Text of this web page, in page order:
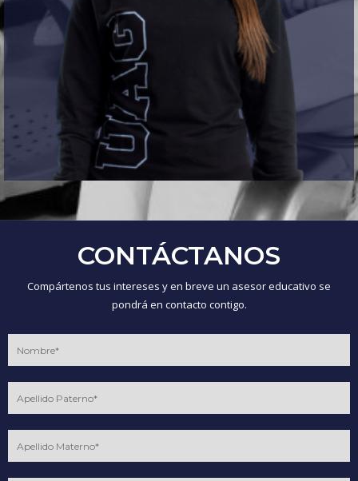
CONTÁCTANOS
Compártenos tus intereses y en breve un asesor educativo se
pondrá en contacto contigo.